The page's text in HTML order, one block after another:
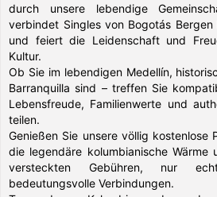
durch unsere lebendige
verbindet Singles von Bogotás
und feiert die Leidenschaft und
Kultur.
Ob Sie im lebendigen Medellín,
Barranquilla sind – treffen Sie
Lebensfreude, Familienwerte und
teilen.
Genießen Sie unsere völlig kostenlose
die legendäre kolumbianische Wärme
versteckten Gebühren, nur
bedeutungsvolle Verbindungen.